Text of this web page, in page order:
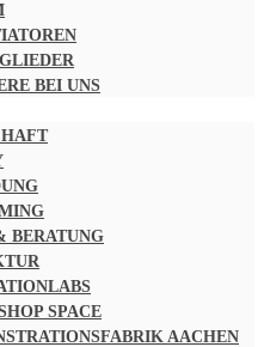
BEI UNS
BERATUNG
SPACE
AACHEN